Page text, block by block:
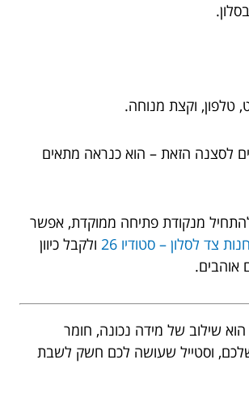
טלפון, וקצת מנוחה.
לסצנה הזאת – הוא כנראה מתאים
מנקודת פתיחה ממוקדת, אפשר
צד לסלון – סטודיו 26
ולקבל כיוון
אוהבים.
שילוב של מידה נכונה, חומר
וסטייל שעושה לכם חשק לשבת